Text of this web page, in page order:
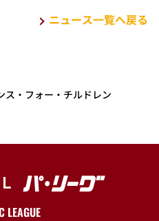
ニュース一覧へ戻る
ス・フォー・チルドレン
LEAGUE